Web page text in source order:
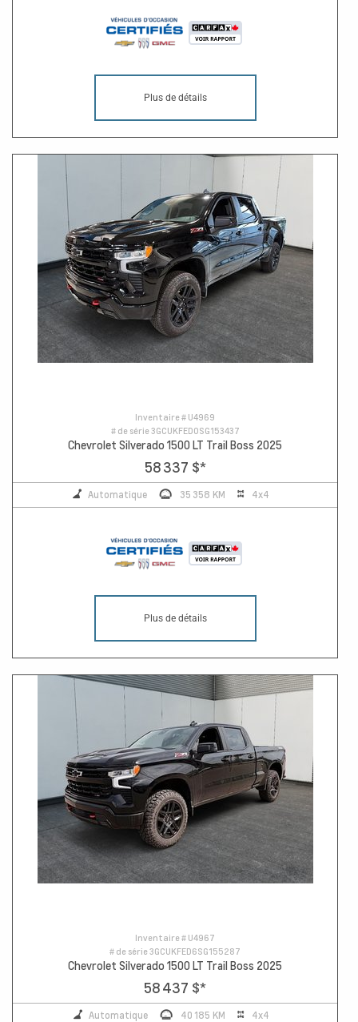
Plus de détails
Inventaire # U4969
# de série3GCUKFED0SG153437
Chevrolet Silverado 1500 LT Trail Boss 2025
58 337 $*
Automatique 35 358 KM 4x4
Plus de détails
Inventaire # U4967
# de série3GCUKFED6SG155287
Chevrolet Silverado 1500 LT Trail Boss 2025
58 437 $*
Automatique 40 185 KM 4x4